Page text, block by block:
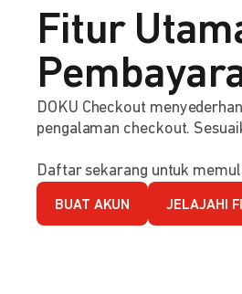
Fitur
DOKU Checkout
pengalaman checkout.
Daftar sekarang untuk
BUAT AKUN JELAJAHI